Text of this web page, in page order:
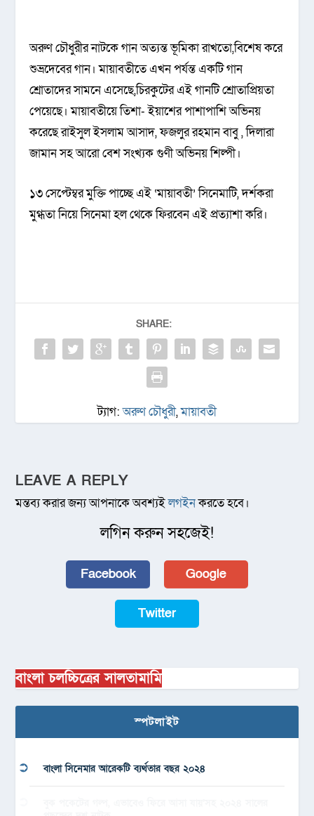
অরুণ চৌধুরীর নাটকে গান অত্যন্ত ভূমিকা রাখতো,বিশেষ করে
শুভ্রদেবের গান। মায়াবতীতে এখন পর্যন্ত একটি গান
শ্রোতাদের সামনে এসেছে,চিরকুটের এই গানটি শ্রোতাপ্রিয়তা
পেয়েছে। মায়াবতীয়ে তিশা- ইয়াশের পাশাপাশি অভিনয়
করেছে রাইসুল ইসলাম আসাদ, ফজলুর রহমান বাবু , দিলারা
জামান সহ আরো বেশ সংখ্যক গুণী অভিনয় শিল্পী।
১৩ সেপ্টেম্বর মুক্তি পাচ্ছে এই ‘মায়াবতী’ সিনেমাটি, দর্শকরা
মুগ্ধতা নিয়ে সিনেমা হল থেকে ফিরবেন এই প্রত্যাশা করি।
SHARE:
ট্যাগ:অরুণ চৌধুরী,মায়াবতী
LEAVE A REPLY
মন্তব্য করার জন্য আপনাকে অবশ্যইলগইনকরতে হবে।
লগিন করুন সহজেই!
Facebook Google
Twitter
বাংলা চলচ্চিত্রের সালতামামি
স্পটলাইট
বাংলা সিনেমার আরেকটি ব্যর্থতার বছর ২০২৪